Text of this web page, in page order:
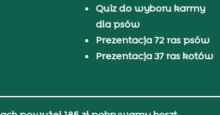
Quiz do wyboru karmy
dla psów
Prezentacja 72 ras psów
Prezentacja 37 ras kotów